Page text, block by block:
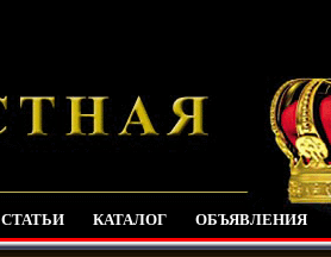
СТАТЬИ КАТАЛОГ ОБЪЯВЛЕНИЯ